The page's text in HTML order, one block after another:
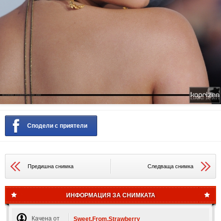
Сподели с приятели
Предишна снимка Следваща снимка
ИНФОРМАЦИЯ ЗА СНИМКАТА
Качена от Sweet.From.Strawberry